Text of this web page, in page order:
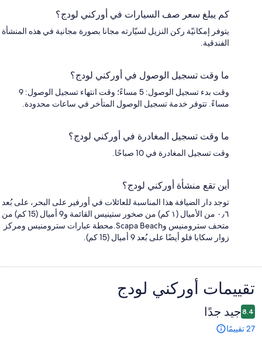
كم يبلغ سعر صف السيارات في أوركني لودج؟
يتوفر إمكانيّة ركن النزيل لسيّارته مجانا بصورة مجانية في هذه المنشأة
الفندقية.
ما وقت تسجيل الوصول في أوركني لودج؟
وقت بدء تسجيل الوصول: 5 مساءً؛ وقت انتهاء تسجيل الوصول: 9
مساءً. تتوفر خدمة تسجيل الوصول المتأخر في ساعات محدودة.
ما وقت تسجيل المغادرة في أوركني لودج؟
وقت تسجيل المغادرة في 10 صباحًا.
أين تقع منشأة أوركني لودج؟
توجد دار الضيافة هذا المناسبة للعائلات في أورفير على البحر، على بُعد
٠٫٦ من الأميال (١ كم) من صخور ستينيس القائمة و9 أميال (15 كم) من
متحف سترومنيس وScapa Beach.محطة عبارات سترومنيس ومركز
زوار سكابا فلو أيضًا على بُعد 9 أميال (15 كم).
التقييمات
تقييمات ⁦أوركني لودج⁩
8.4 جيد جدًا
27 تقييمًا